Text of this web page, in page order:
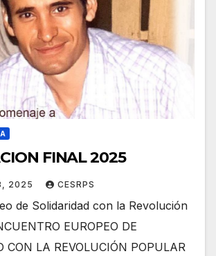
FINAL 2025
2025 CESRPS
de Solidaridad con la Revolución
EUROPEO DE
CON LA REVOLUCIÓN POPULAR